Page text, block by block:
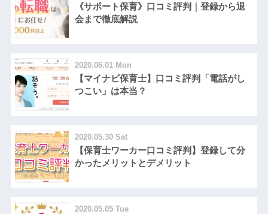
《サポート保育》口コミ評判｜登録から退
会まで徹底解説
2020.06.01 Mon
【マイナビ保育士】口コミ評判「電話がし
つこい」は本当？
2020.05.30 Sat
【保育士ワーカー口コミ評判】登録して分
かったメリットとデメリット
2020.05.05 Tue